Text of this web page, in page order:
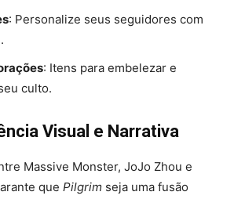
: Personalize seus seguidores com
: Itens para embelezar e
culto.
Visual e Narrativa
Massive Monster, JoJo Zhou e
que Pilgrim seja uma fusão